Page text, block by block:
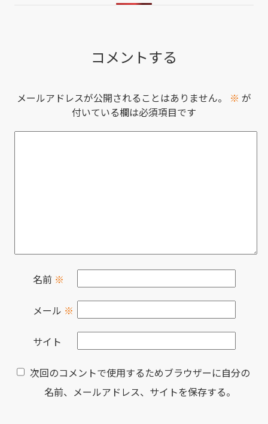
コメントする
メールアドレスが公開されることはありません。 ※ が
付いている欄は必須項目です
名前 ※
メール ※
サイト
次回のコメントで使用するためブラウザーに自分の
名前、メールアドレス、サイトを保存する。